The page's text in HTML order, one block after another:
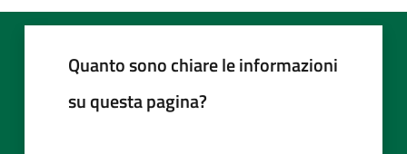
Quanto sono chiare le informazioni
su questa pagina?